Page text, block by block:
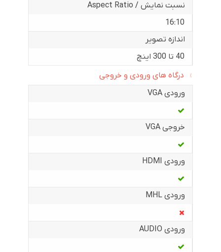
نسبت نمایش / Aspect Ratio
16:10
اندازه تصویر
40 تا 300 اینچ
درگاه های ورودی و خروجی
ورودی VGA
خروجی VGA
ورودی HDMI
ورودی MHL
ورودی AUDIO